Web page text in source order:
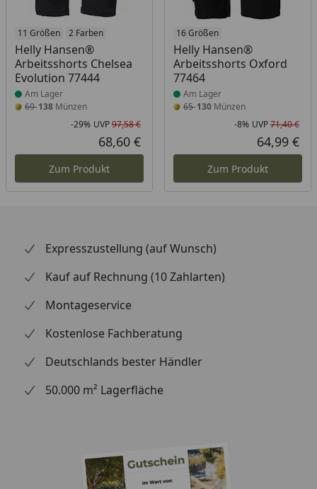
11 Größen 2 Farben
Helly Hansen®
Arbeitsshorts Chelsea
Evolution 77444
Produkt am Lager
Am Lager
69138 Münzen
Rabatt in Prozent
-29%
Ursprünglicher Preis
UVP97,58 €
Aktueller Preis
68,60 €
Zum Produkt
16 Größen
Helly Hansen®
Arbeitsshorts Oxford
77464
Produkt am Lager
Am Lager
65130Münzen
-8% UVP71,40 €
64,99 €
Zum Produkt
Expresszustellung (auf Wunsch)
Kauf auf Rechnung (10 Zahlarten)
Montageservice
Kostenlose Fachberatung
Deutschlands bester Händler
50.000 m² Lagerfläche